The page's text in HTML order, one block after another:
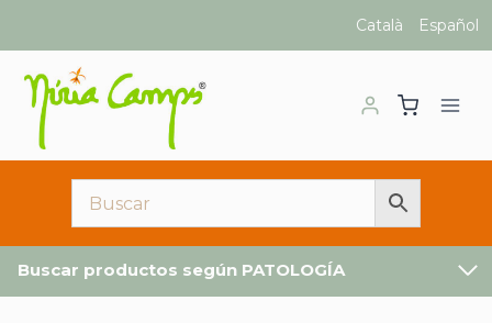
contenido
Català Español
Buscar productos según PATOLOGÍA